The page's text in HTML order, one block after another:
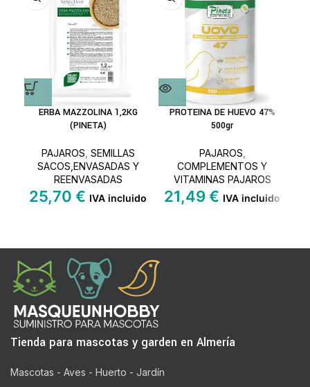
ERBA MAZZOLINA 1,2KG
(PINETA)
PAJAROS SEMILLAS
SACOS,ENVASADAS Y
REENVASADAS
25,70 € IVA incluido
PROTEINA DE HUEVO 47%
500gr
PAJAROS
COMPLEMENTOS Y
VITAMINAS PAJAROS
21,49 € IVA incluido
Tienda para mascotas y garden en Almería
Mascotas - Aves - Huerto - Jardín